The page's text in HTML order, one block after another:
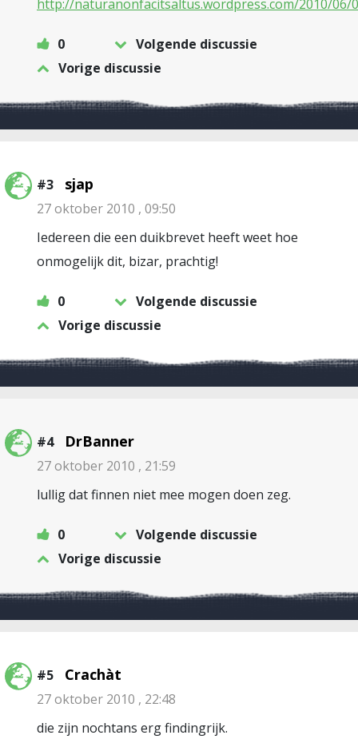
http://naturanonfacitsaltus.wordpress.com/2010/06/
0
Volgende discussie
Vorige discussie
#3 sjap
27 oktober 2010 , 09:50
Iedereen die een duikbrevet heeft weet hoe
onmogelijk dit, bizar, prachtig!
0
Volgende discussie
Vorige discussie
#4 DrBanner
27 oktober 2010 , 21:59
lullig dat finnen niet mee mogen doen zeg.
0
Volgende discussie
Vorige discussie
#5 Crachàt
27 oktober 2010 , 22:48
die zijn nochtans erg findingrijk.